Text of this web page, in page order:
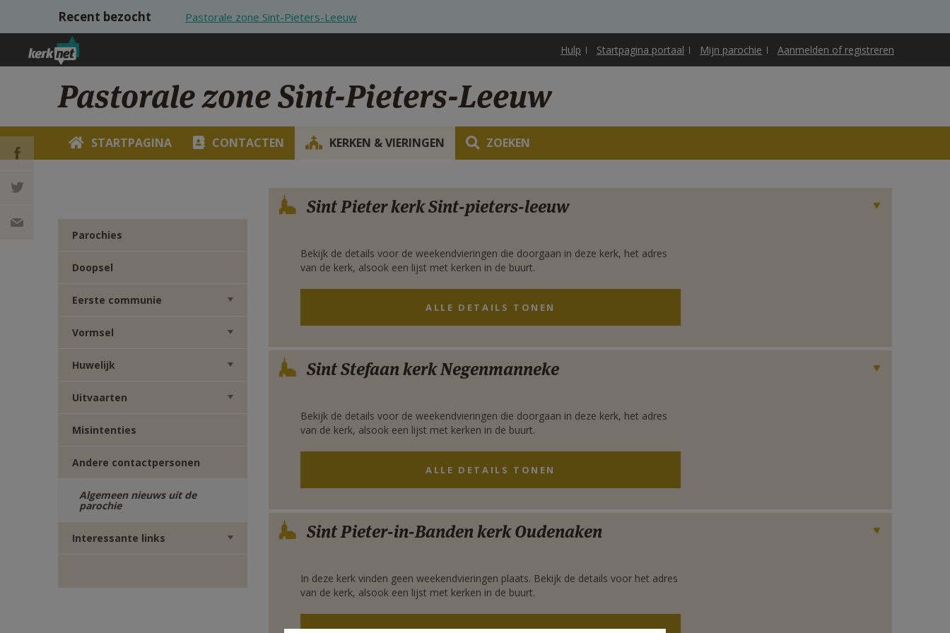
Overslaan en naar de inhoud gaan
Recent bezocht Pastorale zone Sint-Pieters-Leeuw
Hulp Startpagina portaal Mijn parochie Aanmelden of registreren
Pastorale zone Sint-Pieters-Leeuw
STARTPAGINA CONTACTEN KERKEN & VIERINGEN ZOEKEN
DEEL OP
FACEBOOK
DEEL OP
Parochies
Doopsel
Eerste communie
Vormsel
Huwelijk
Uitvaarten
Misintenties
Andere contactpersonen
Algemeen nieuws uit de
parochie
Interessante links
VerbergenSint Pieter kerk Sint-pieters-leeuw
Bekijk de details voor de weekendvieringen die doorgaan in deze kerk, het adres
van de kerk, alsook een lijst met kerken in de buurt.
ALLE DETAILS TONEN
VerbergenSint Stefaan kerk Negenmanneke
Bekijk de details voor de weekendvieringen die doorgaan in deze kerk, het adres
van de kerk, alsook een lijst met kerken in de buurt.
ALLE DETAILS TONEN
VerbergenSint Pieter-in-Banden kerk Oudenaken
In deze kerk vinden geen weekendvieringen plaats. Bekijk de details voor het adres
van de kerk, alsook een lijst met kerken in de buurt.